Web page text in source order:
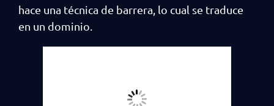
hace una técnica de barrera, lo cual se traduce
en un dominio.